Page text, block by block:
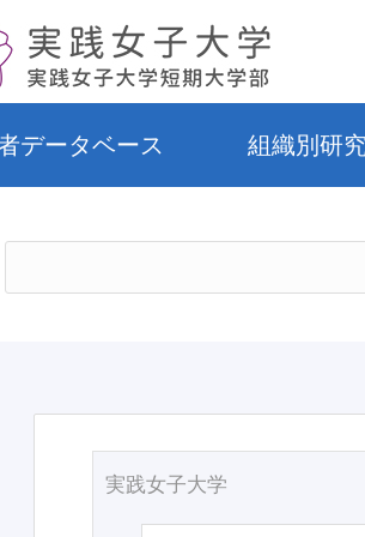
データベース 組織別研
実践女子大学